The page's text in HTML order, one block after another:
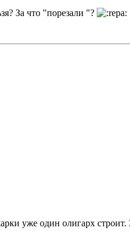
За что "порезали "?
уже один олигарх строит.